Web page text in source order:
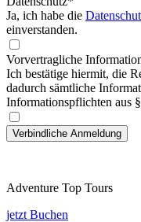
Ja, ich habe die
einverstanden.
Vorvertragliche
Ich bestätige hiermit, die
dadurch sämtliche
Informationspflichten aus
Adventure Top Tours
jetzt Buchen